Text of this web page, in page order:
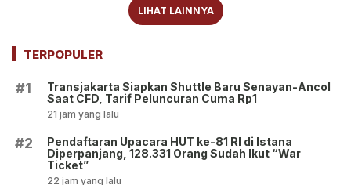
LIHAT LAINNYA
TERPOPULER
#1
Transjakarta Siapkan Shuttle Baru Senayan-Ancol
Saat CFD, Tarif Peluncuran Cuma Rp1
21 jam yang lalu
#2
Pendaftaran Upacara HUT ke-81 RI di Istana
Diperpanjang, 128.331 Orang Sudah Ikut “War
Ticket”
22 jam yang lalu